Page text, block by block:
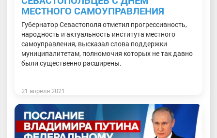
МЕСТНОГО САМОУПРАВЛЕНИЯ
Губернатор Севастополя отметил прогрессивность,
народность и актуальность института местного
самоуправления, высказал слова поддержки
муниципалитетам, полномочия которых не так давно
были существенно расширены.
21 апреля 2021